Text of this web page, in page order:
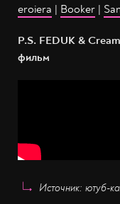
eroiera | Booker |
P.S. FEDUK &
фильм
Источник: ютуб-